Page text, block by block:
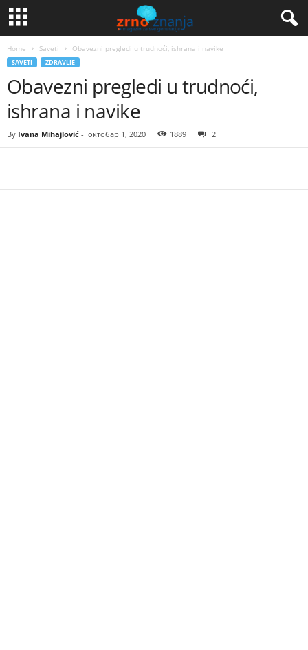
Home Saveti Obavezni pregledi u trudnoći, ishrana i navike
SAVETI ZDRAVLJE
Obavezni pregledi u trudnoći,
ishrana i navike
By Ivana Mihajlović - октобар 1, 2020 1889 2